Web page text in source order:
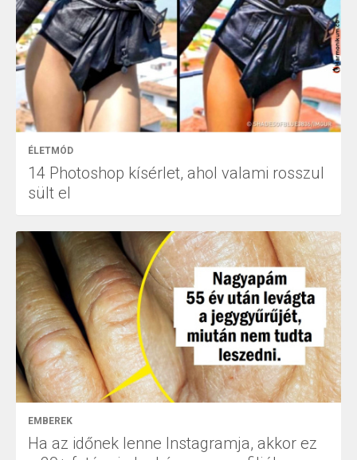
ÉLETMÓD
14 Photoshop kísérlet, ahol valami rosszul
sült el
EMBEREK
Ha az időnek lenne Instagramja, akkor ez